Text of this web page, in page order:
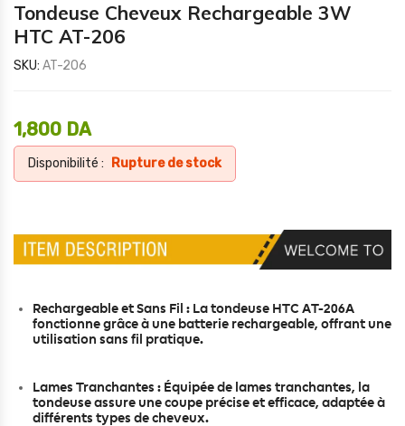
Tondeuse Cheveux Rechargeable 3W
HTC AT-206
SKU: AT-206
1,800 DA
Disponibilité : Rupture de stock
Rechargeable et Sans Fil : La tondeuse HTC AT-206A
fonctionne grâce à une batterie rechargeable, offrant une
utilisation sans fil pratique.
Lames Tranchantes : Équipée de lames tranchantes, la
tondeuse assure une coupe précise et efficace, adaptée à
différents types de cheveux.